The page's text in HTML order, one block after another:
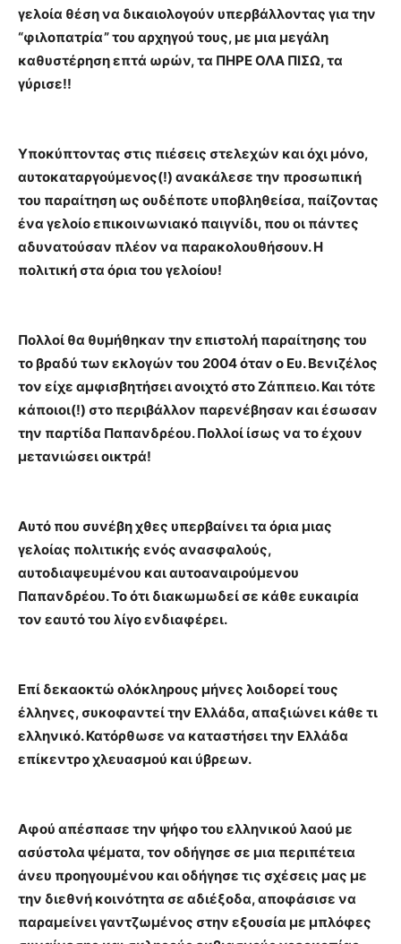
γελοία θέση να δικαιολογούν υπερβάλλοντας για την
“φιλοπατρία” του αρχηγού τους, με μια μεγάλη
καθυστέρηση επτά ωρών, τα ΠΗΡΕ ΟΛΑ ΠΙΣΩ, τα
γύρισε!!
Υποκύπτοντας στις πιέσεις στελεχών και όχι μόνο,
αυτοκαταργούμενος(!) ανακάλεσε την προσωπική
του παραίτηση ως ουδέποτε υποβληθείσα, παίζοντας
ένα γελοίο επικοινωνιακό παιγνίδι, που οι πάντες
αδυνατούσαν πλέον να παρακολουθήσουν. Η
πολιτική στα όρια του γελοίου!
Πολλοί θα θυμήθηκαν την επιστολή παραίτησης του
το βραδύ των εκλογών του 2004 όταν ο Ευ. Βενιζέλος
τον είχε αμφισβητήσει ανοιχτό στο Ζάππειο. Και τότε
κάποιοι(!) στο περιβάλλον παρενέβησαν και έσωσαν
την παρτίδα Παπανδρέου. Πολλοί ίσως να το έχουν
μετανιώσει οικτρά!
Αυτό που συνέβη χθες υπερβαίνει τα όρια μιας
γελοίας πολιτικής ενός ανασφαλούς,
αυτοδιαψευμένου και αυτοαναιρούμενου
Παπανδρέου. Το ότι διακωμωδεί σε κάθε ευκαιρία
τον εαυτό του λίγο ενδιαφέρει.
Επί δεκαοκτώ ολόκληρους μήνες λοιδορεί τους
έλληνες, συκοφαντεί την Ελλάδα, απαξιώνει κάθε τι
ελληνικό. Κατόρθωσε να καταστήσει την Ελλάδα
επίκεντρο χλευασμού και ύβρεων.
Αφού απέσπασε την ψήφο του ελληνικού λαού με
ασύστολα ψέματα, τον οδήγησε σε μια περιπέτεια
άνευ προηγουμένου και οδήγησε τις σχέσεις μας με
την διεθνή κοινότητα σε αδιέξοδα, αποφάσισε να
παραμείνει γαντζωμένος στην εξουσία με μπλόφες